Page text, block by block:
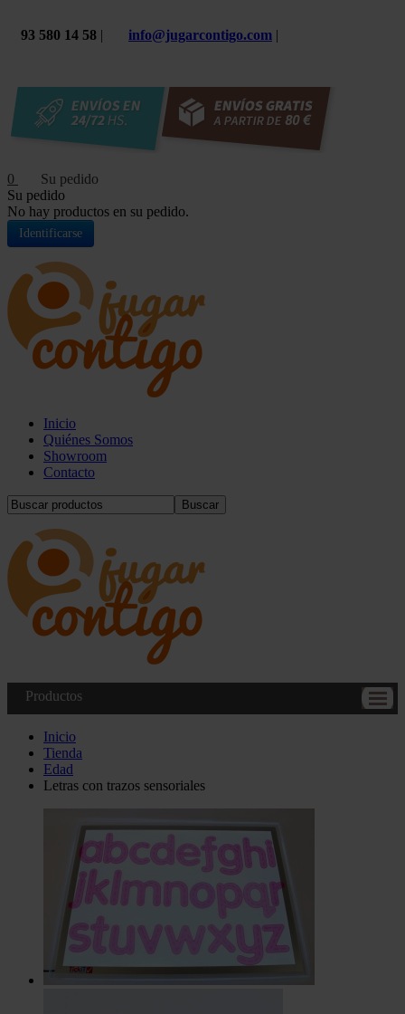
93 580 14 58 | info@jugarcontigo.com |
0
Su pedido
No hay productos en su pedido.
Identificarse
Inicio
Quiénes Somos
Showroom
Contacto
Buscar
Productos
Inicio
Tienda
Edad
Letras con trazos sensoriales